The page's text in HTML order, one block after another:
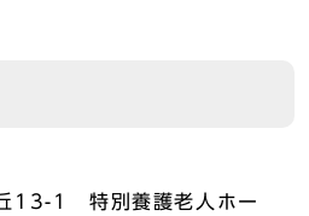
13-1 特別養護老人ホー